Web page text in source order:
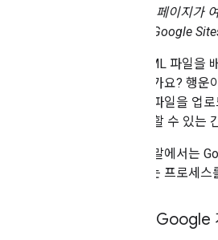
Google 페이지가
이지가 Google
웹에 KML 파일을
고 계신가요? 행
유형의 파일을 업
를 공유할 수 있는
이 도움말에서는
제공하는 프로세
1단계: Google